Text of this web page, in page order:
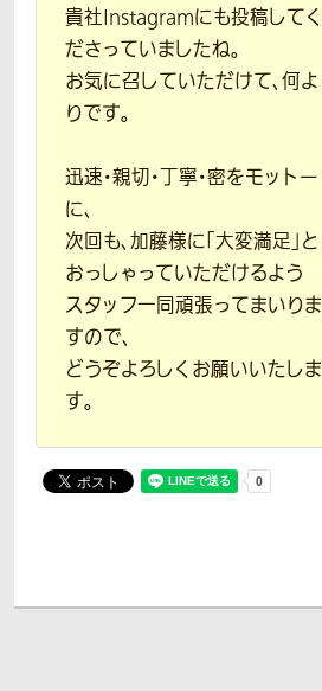
貴社Instagramにも投稿してく
ださっていましたね。
お気に召していただけて、何よ
りです。
迅速・親切・丁寧・密をモットー
に、
次回も、加藤様に「大変満足」と
おっしゃっていただけるよう
スタッフ一同頑張ってまいりま
すので、
どうぞよろしくお願いいたしま
す。